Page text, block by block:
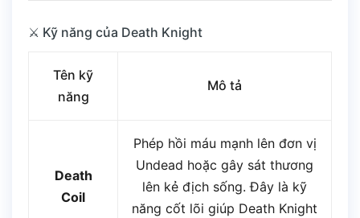
⚔️ Kỹ năng của Death Knight
Tên kỹ
năng
Mô tả
Death
Coil
Phép hồi máu mạnh lên đơn vị
Undead hoặc gây sát thương
lên kẻ địch sống. Đây là kỹ
năng cốt lõi giúp Death Knight